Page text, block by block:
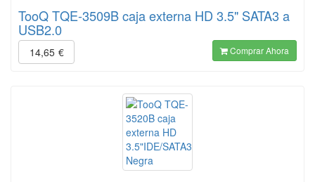
TooQ TQE-3509B caja externa HD 3.5" SATA3 a
USB2.0
14,65 € Comprar Ahora